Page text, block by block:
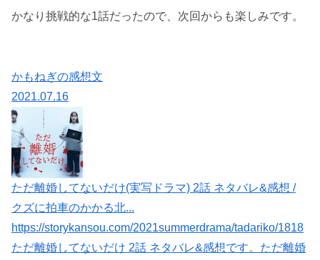
かなり挑戦的な1話だったので、次回からも楽しみです。
かもねぎの感想文
2021.07.16
ただ離婚してないだけ(実写ドラマ) 2話 ネタバレ&感想 /
クズに拍車のかかる北...
https://storykansou.com/2021summerdrama/tadariko/1818
ただ離婚してないだけ 2話 ネタバレ&感想です。ただ離婚